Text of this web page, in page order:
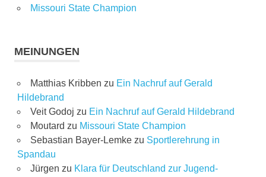
Missouri State Champion
MEINUNGEN
Matthias Kribben zu Ein Nachruf auf Gerald
Hildebrand
Veit Godoj zu Ein Nachruf auf Gerald Hildebrand
Moutard zu Missouri State Champion
Sebastian Bayer-Lemkezu Sportlerehrung in
Spandau
Jürgen zu Klara für Deutschland zur Jugend-